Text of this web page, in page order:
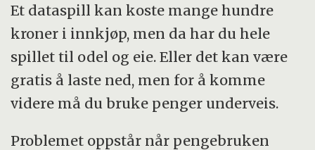
Et dataspill kan koste mange hundre
kroner i innkjøp, men da har du hele
spillet til odel og eie. Eller det kan være
gratis å laste ned, men for å komme
videre må du bruke penger underveis.
Problemet oppstår når pengebruken